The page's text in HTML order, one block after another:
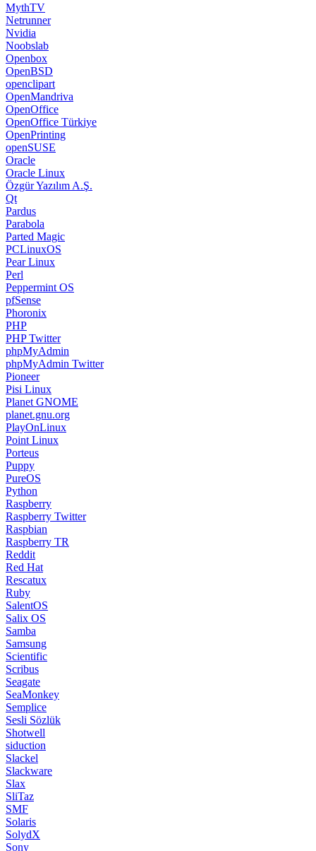
MythTV
Netrunner
Nvidia
Noobslab
Openbox
OpenBSD
openclipart
OpenMandriva
OpenOffice
OpenOffice Türkiye
OpenPrinting
openSUSE
Oracle
Oracle Linux
Özgür Yazılım A.Ş.
Qt
Pardus
Parabola
Parted Magic
PCLinuxOS
Pear Linux
Perl
Peppermint OS
pfSense
Phoronix
PHP
PHP Twitter
phpMyAdmin
phpMyAdmin Twitter
Pioneer
Pisi Linux
Planet GNOME
planet.gnu.org
PlayOnLinux
Point Linux
Porteus
Puppy
PureOS
Python
Raspberry
Raspberry Twitter
Raspbian
Raspberry TR
Reddit
Red Hat
Rescatux
Ruby
SalentOS
Salix OS
Samba
Samsung
Scientific
Scribus
Seagate
SeaMonkey
Semplice
Sesli Sözlük
Shotwell
siduction
Slackel
Slackware
Slax
SliTaz
SMF
Solaris
SolydX
Sony